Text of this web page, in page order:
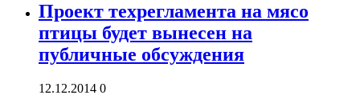
Проект техрегламента на мясо
птицы будет вынесен на
публичные обсуждения
12.12.2014 0